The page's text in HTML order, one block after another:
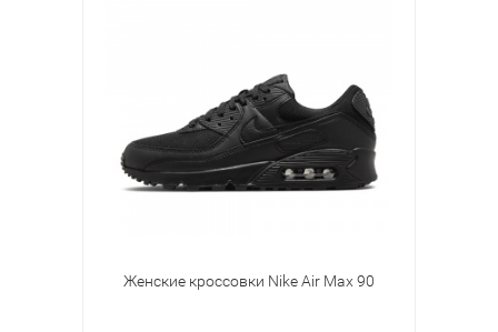
Женские кроссовки Nike Air Max 90